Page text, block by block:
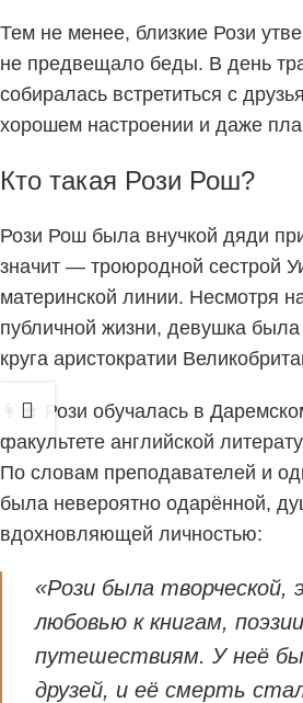
Тем не менее, близкие Рози
не предвещало беды. В день
собиралась встретиться с
хорошем настроении и даже
Кто такая Рози Рош?
Рози Рош была внучкой дяди
значит — троюродной сестрой
материнской линии. Несмотря
публичной жизни, девушка
круга аристократии
👩‍🎓 Рози обучалась в
факультете английской
По словам преподавателей и
была невероятно одарённой,
вдохновляющей личностью:
«Рози была творческой,
любовью к книгам,
путешествиям. У неё
друзей, и её смерть